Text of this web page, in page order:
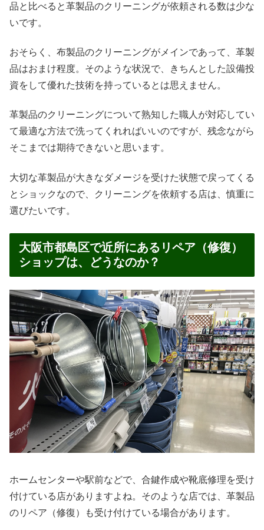
品と比べると革製品のクリーニングが依頼される数は少な
いです。
おそらく、布製品のクリーニングがメインであって、革製
品はおまけ程度。そのような状況で、きちんとした設備投
資をして優れた技術を持っているとは思えません。
革製品のクリーニングについて熟知した職人が対応してい
て最適な方法で洗ってくれればいいのですが、残念ながら
そこまでは期待できないと思います。
大切な革製品が大きなダメージを受けた状態で戻ってくる
とショックなので、クリーニングを依頼する店は、慎重に
選びたいです。
大阪市都島区で近所にあるリペア（修復）
ショップは、どうなのか？
ホームセンターや駅前などで、合鍵作成や靴底修理を受け
付けている店がありますよね。そのような店では、革製品
のリペア（修復）も受け付けている場合があります。